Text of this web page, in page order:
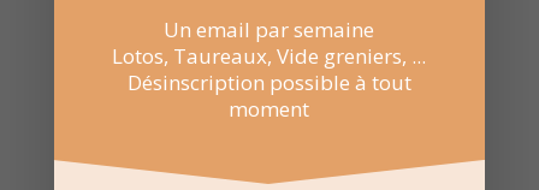
Recevoir l'agenda chaque
semaine
Un email par semaine
Lotos, Taureaux, Vide greniers, ...
Désinscription possible à tout
moment